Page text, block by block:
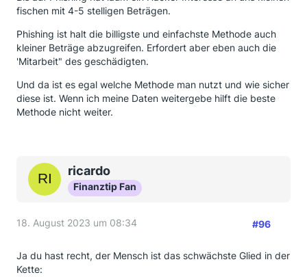
fischen mit 4-5 stelligen Beträgen.
Phishing ist halt die billigste und einfachste Methode auch
kleiner Beträge abzugreifen. Erfordert aber eben auch die
'Mitarbeit" des geschädigten.
Und da ist es egal welche Methode man nutzt und wie sicher
diese ist. Wenn ich meine Daten weitergebe hilft die beste
Methode nicht weiter.
ricardo
Finanztip Fan
18. August 2023 um 08:34 #96
Ja du hast recht, der Mensch ist das schwächste Glied in der
Kette: